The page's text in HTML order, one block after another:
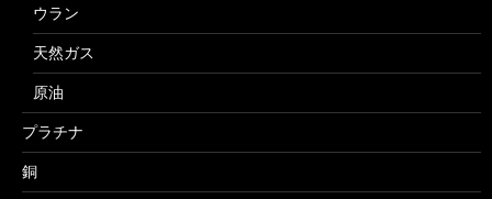
ウラン
天然ガス
原油
プラチナ
銅